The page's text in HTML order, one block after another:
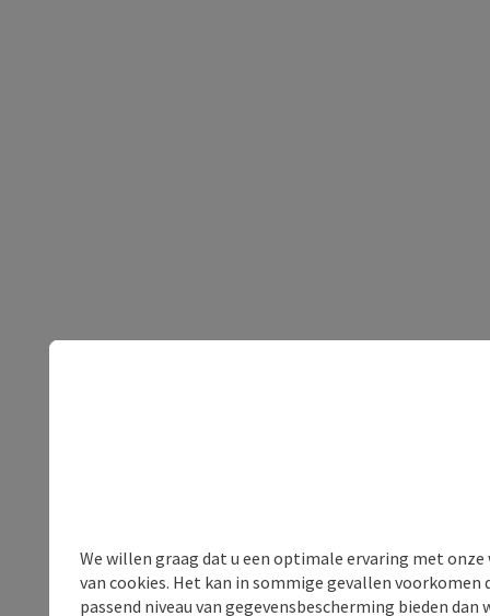
We willen graag dat u een optimale ervaring met
van cookies. Het kan in sommige gevallen voorkomen
passend niveau van gegevensbescherming bieden